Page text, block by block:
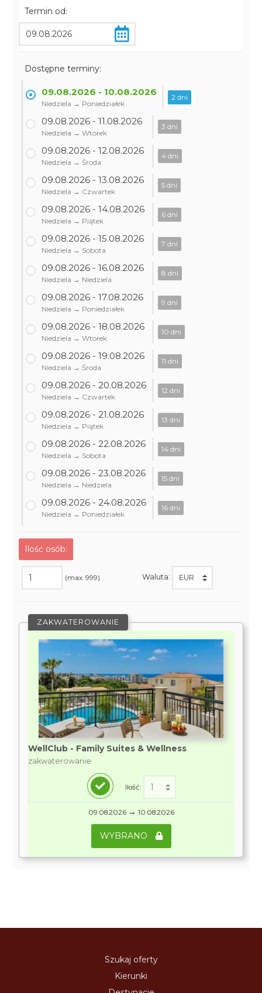
Termin od:
Dostępne terminy:
09.08.2026 - 10.08.2026
Niedziela → Poniedziałek
2 dni
09.08.2026 - 11.08.2026
Niedziela → Wtorek
3 dni
09.08.2026 - 12.08.2026
Niedziela → Środa
4 dni
09.08.2026 - 13.08.2026
Niedziela → Czwartek
5 dni
09.08.2026 - 14.08.2026
Niedziela → Piątek
6 dni
09.08.2026 - 15.08.2026
Niedziela → Sobota
7 dni
09.08.2026 - 16.08.2026
Niedziela → Niedziela
8 dni
09.08.2026 - 17.08.2026
Niedziela → Poniedziałek
9 dni
09.08.2026 - 18.08.2026
Niedziela → Wtorek
10 dni
09.08.2026 - 19.08.2026
Niedziela → Środa
11 dni
09.08.2026 - 20.08.2026
Niedziela → Czwartek
12 dni
09.08.2026 - 21.08.2026
Niedziela → Piątek
13 dni
09.08.2026 - 22.08.2026
Niedziela → Sobota
14 dni
09.08.2026 - 23.08.2026
Niedziela → Niedziela
15 dni
09.08.2026 - 24.08.2026
Niedziela → Poniedziałek
16 dni
Ilość osób:
(max. 999) Waluta:
ZAKWATEROWANIE
WellClub - Family Suites & Wellness
zakwaterowanie
Ilość:
09.08.2026 → 10.08.2026
WYBRANO
Szukaj oferty
Kierunki